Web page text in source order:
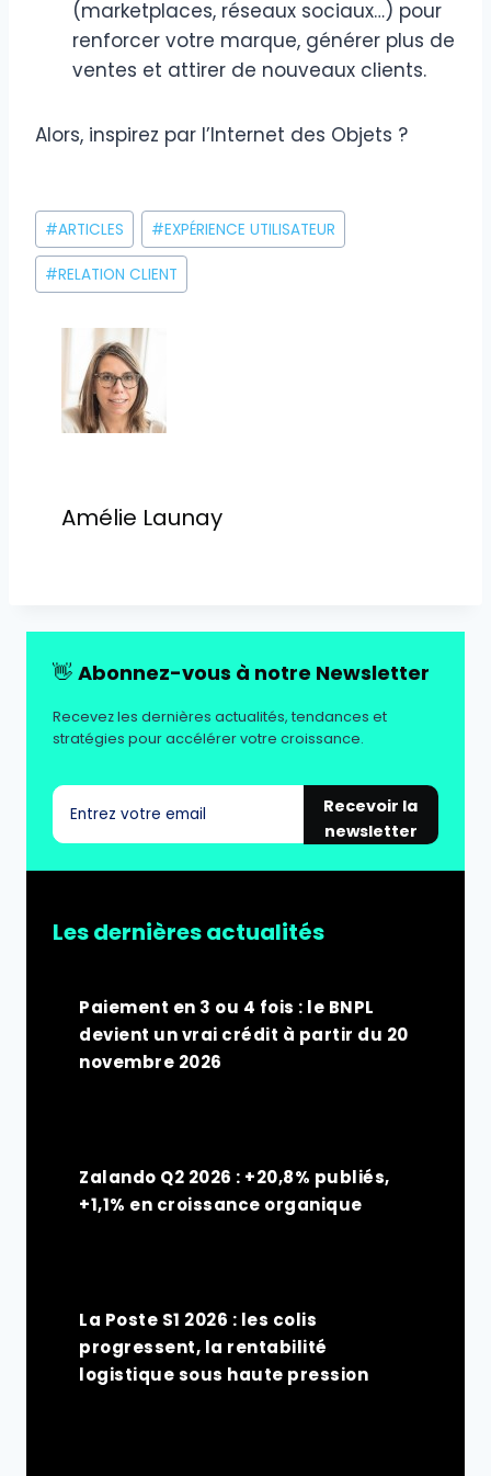
(marketplaces, réseaux sociaux…) pour
renforcer votre marque, générer plus de
ventes et attirer de nouveaux clients.
Alors, inspirez par l’Internet des Objets ?
Étiquettes
de
la
#ARTICLES #EXPÉRIENCE UTILISATEUR
#RELATION CLIENT
Amélie Launay
👋 Abonnez-vous à notre Newsletter
Recevez les dernières actualités, tendances et
stratégies pour accélérer votre croissance.
Recevoir la
newsletter
Les dernières actualités
Paiement en 3 ou 4 fois : le BNPL
devient un vrai crédit à partir du 20
novembre 2026
Zalando Q2 2026 : +20,8% publiés,
+1,1% en croissance organique
La Poste S1 2026 : les colis
progressent, la rentabilité
logistique sous haute pression